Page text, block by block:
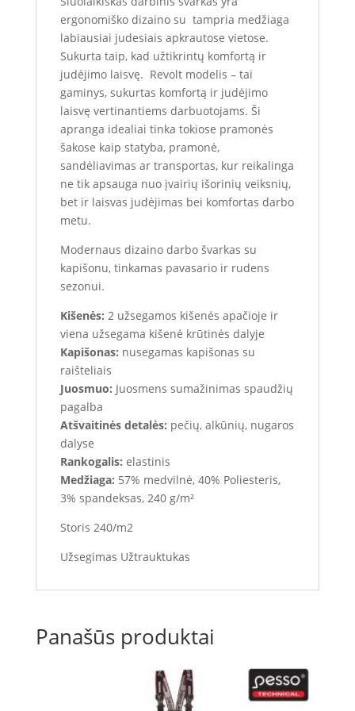
ergonomiško dizaino su tampria medžiaga
labiausiai judesiais apkrautose vietose.
Sukurta taip, kad užtikrintų komfortą ir
judėjimo laisvę. Revolt modelis – tai
gaminys, sukurtas komfortą ir judėjimo
laisvę vertinantiems darbuotojams. Ši
apranga idealiai tinka tokiose pramonės
šakose kaip statyba, pramonė,
sandėliavimas ar transportas, kur reikalinga
ne tik apsauga nuo įvairių išorinių veiksnių,
bet ir laisvas judėjimas bei komfortas darbo
metu.
Modernaus dizaino darbo švarkas su
kapišonu, tinkamas pavasario ir rudens
sezonui.
Kišenės: 2 užsegamos kišenės apačioje ir
viena užsegama kišenė krūtinės dalyje
Kapišonas: nusegamas kapišonas su
raišteliais
Juosmuo: Juosmens sumažinimas spaudžių
pagalba
Atšvaitinės detalės: pečių, alkūnių, nugaros
dalyse
Rankogalis: elastinis
Medžiaga: 57% medvilnė, 40% Poliesteris,
3% spandeksas, 240 g/m²
Storis 240/m2
Užsegimas Užtrauktukas
Panašūs produktai